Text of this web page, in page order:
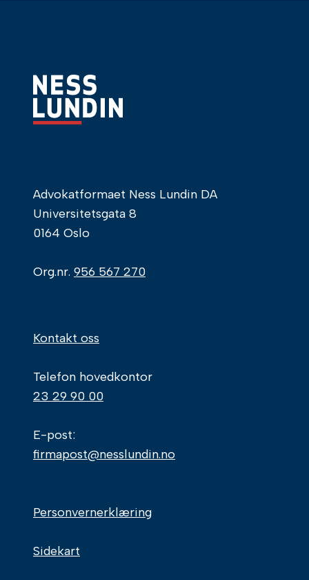
Advokatformaet Ness Lundin DA
Universitetsgata 8
0164 Oslo
Org.nr. 956 567 270
Kontakt oss
Telefon hovedkontor
23 29 90 00
E-post:
firmapost@nesslundin.no
Personvernerklæring
Sidekart